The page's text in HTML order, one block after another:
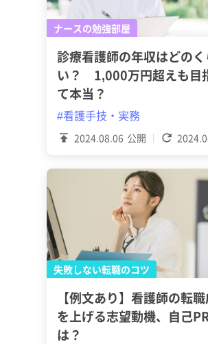
ナースの勉強部屋
2024.08.06 公開
診療看護師の年収はどのく
い？ 1,000万円超えも目
て本当？
#看護手技・実務
失敗しない転職のコツ
【例文あり】看護師の転
を上げる志望動機、自己
は？